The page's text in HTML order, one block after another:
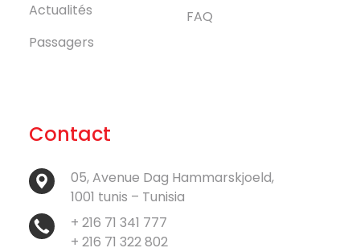
Actualités
Passagers
FAQ
Contact
05, Avenue Dag Hammarskjoeld,
1001 tunis – Tunisia
+ 216 71 341 777
+ 216 71 322 802